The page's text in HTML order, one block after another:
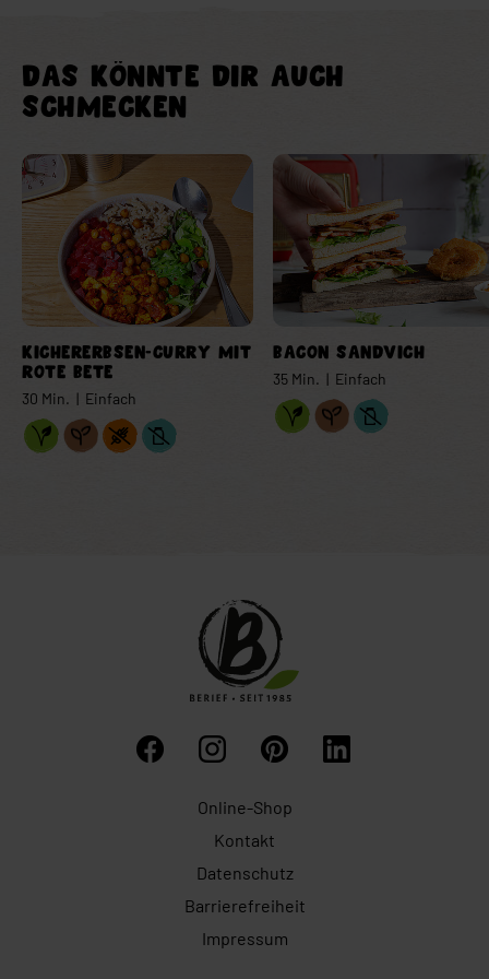
DAS KÖNNTE DIR AUCH
SCHMECKEN
KICHERERBSEN-CURRY MIT
ROTE BETE
30 Min. | Einfach
Verlinkung Element
BACON SANDVICH
35 Min. | Einfach
Verlinkung Element
Online-Shop
Kontakt
Datenschutz
Barrierefreiheit
Impressum